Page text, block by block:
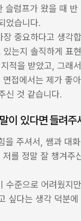
럼프가 왔을 때
었습니다.
중요하다고 생각
는지 솔직하게 표
적을 받았고, 그래
접에서는 제가 좋
신 것 같습니다.
이 있다면 들려주
주셔서, 쌤과 대
를 정말 잘 챙겨주
준으로 어려웠지
싶다는 생각 덕분